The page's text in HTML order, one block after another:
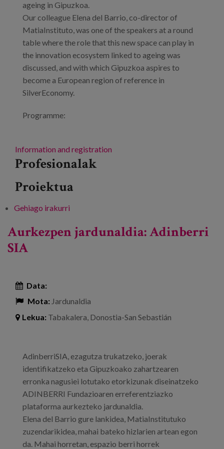
ageing in Gipuzkoa.
Our colleague Elena del Barrio, co-director of
MatiaInstituto, was one of the speakers at a round
table where the role that this new space can play in
the innovation ecosystem linked to ageing was
discussed, and with which Gipuzkoa aspires to
become a European region of reference in
SilverEconomy.
Programme:
Information and registration
Profesionalak
Proiektua
Gehiago irakurri
Aurkezpen jardunaldia: Adinberri
SIA
Data:
Mota: Jardunaldia
Lekua: Tabakalera, Donostia-San Sebastián
AdinberriSIA, ezagutza trukatzeko, joerak
identifikatzeko eta Gipuzkoako zahartzearen
erronka nagusiei lotutako etorkizunak diseinatzeko
ADINBERRI Fundazioaren erreferentziazko
plataforma aurkezteko jardunaldia.
Elena del Barrio gure lankidea, MatiaInstitutuko
zuzendarikidea, mahai bateko hizlarien artean egon
da. Mahai horretan, espazio berri horrek